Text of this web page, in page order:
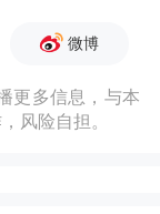
微博
更多信息，与本
风险自担。